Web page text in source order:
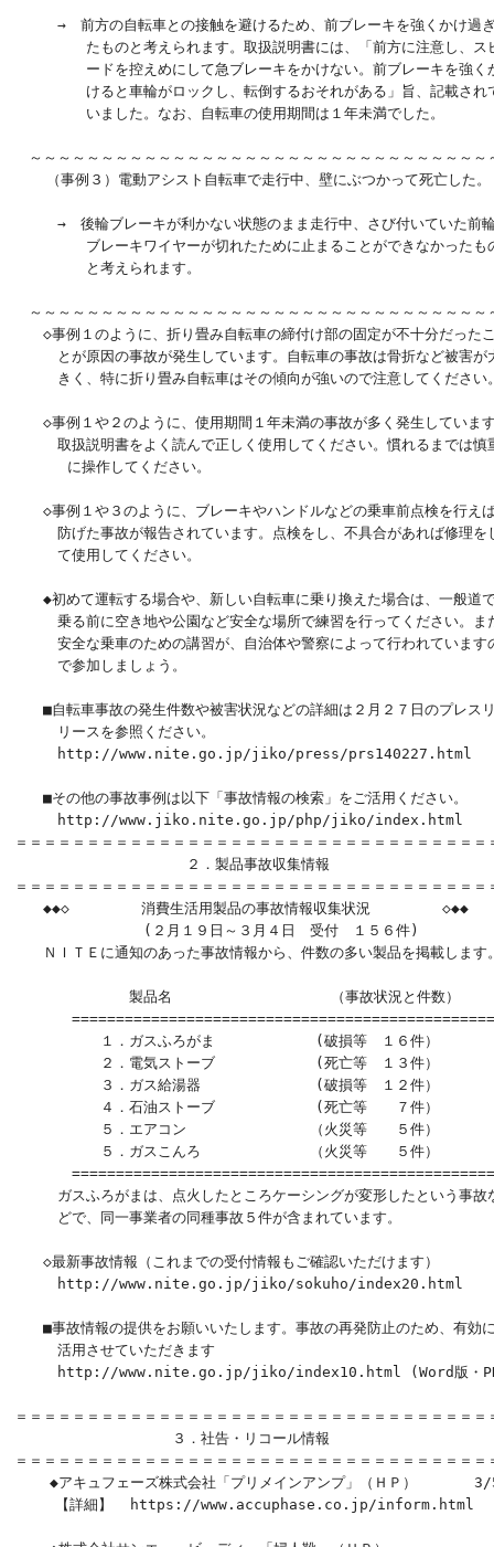
→　前方の自転車との接触を避けるため、前ブレーキを強くかけ過
たものと考えられます。取扱説明書には、「前方に注意し、ス
ードを控えめにして急ブレーキをかけない。前ブレーキを強く
けると車輪がロックし、転倒するおそれがある」旨、記載され
いました。なお、自転車の使用期間は１年未満でした。
～～～～～～～～～～～～～～～～～～～～～～～～～～～～～～～～
（事例３）電動アシスト自転車で走行中、壁にぶつかって死亡した。
→　後輪ブレーキが利かない状態のまま走行中、さび付いていた前
ブレーキワイヤーが切れたために止まることができなかったも
と考えられます。
～～～～～～～～～～～～～～～～～～～～～～～～～～～～～～～～
◇事例１のように、折り畳み自転車の締付け部の固定が不十分だった
とが原因の事故が発生しています。自転車の事故は骨折など被害が
きく、特に折り畳み自転車はその傾向が強いので注意してください
◇事例１や２のように、使用期間１年未満の事故が多く発生していま
取扱説明書をよく読んで正しく使用してください。慣れるまでは慎
      に操作してください。
◇事例１や３のように、ブレーキやハンドルなどの乗車前点検を行え
防げた事故が報告されています。点検をし、不具合があれば修理を
て使用してください。
◆初めて運転する場合や、新しい自転車に乗り換えた場合は、一般道
乗る前に空き地や公園など安全な場所で練習を行ってください。ま
安全な乗車のための講習が、自治体や警察によって行われています
で参加しましょう。
■自転車事故の発生件数や被害状況などの詳細は２月２７日のプレス
リースを参照ください。
http://www.nite.go.jp/jiko/press/prs140227.html
■その他の事故事例は以下「事故情報の検索」をご活用ください。
http://www.jiko.nite.go.jp/php/jiko/index.html
＝＝＝＝＝＝＝＝＝＝＝＝＝＝＝＝＝＝＝＝＝＝＝＝＝＝＝＝＝＝＝＝＝
２．製品事故収集情
＝＝＝＝＝＝＝＝＝＝＝＝＝＝＝＝＝＝＝＝＝＝＝＝＝＝＝＝＝＝＝＝＝
◆◆◇　　　　　消費生活用製品の事故情報収集状況　　　　　◇◆◆
(２月１９日～３月４日　受付　１５６件)
ＮＩＴＥに通知のあった事故情報から、件数の多い製品を掲載します
製品名　　　　　　 　    　（事故状況と件数）
１．ガスふろがま　　　　　　　(破損等　１６件）
２．電気ストーブ　　　　　　　(死亡等　１３件）
３．ガス給湯器　　　　　　　　(破損等　１２件）
４．石油ストーブ　　　　　　　(死亡等　　７件）
５．エアコン　　　　　　 　　（火災等　　５件）
５．ガスこんろ　　　　　　　 （火災等　　５件）
ガスふろがまは、点火したところケーシングが変形したという事故
どで、同一事業者の同種事故５件が含まれています。
◇最新事故情報（これまでの受付情報もご確認いただけます）
http://www.nite.go.jp/jiko/sokuho/index20.html
■事故情報の提供をお願いいたします。事故の再発防止のため、有効
活用させていただきます
http://www.nite.go.jp/jiko/index10.html (Word版・
＝＝＝＝＝＝＝＝＝＝＝＝＝＝＝＝＝＝＝＝＝＝＝＝＝＝＝＝＝＝＝＝＝
３．社告・リコール情報
＝＝＝＝＝＝＝＝＝＝＝＝＝＝＝＝＝＝＝＝＝＝＝＝＝＝＝＝＝＝＝＝＝
◆アキュフェーズ株式会社「プリメインアンプ」（ＨＰ）　　　　
【詳細】  https://www.accuphase.co.jp/inform.html